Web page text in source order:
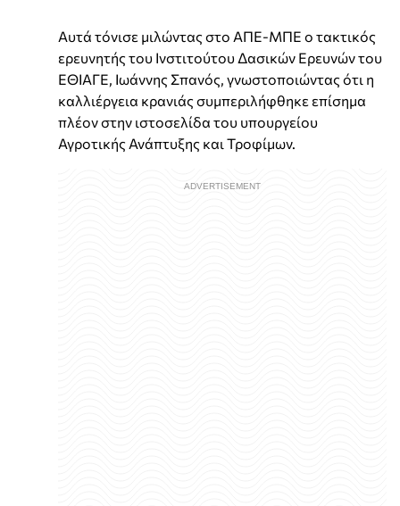
Αυτά τόνισε μιλώντας στο ΑΠΕ-ΜΠΕ ο τακτικός
ερευνητής του Ινστιτούτου Δασικών Ερευνών του
ΕΘΙΑΓΕ, Ιωάννης Σπανός, γνωστοποιώντας ότι η
καλλιέργεια κρανιάς συμπεριλήφθηκε επίσημα
πλέον στην ιστοσελίδα του υπουργείου
Αγροτικής Ανάπτυξης και Τροφίμων.